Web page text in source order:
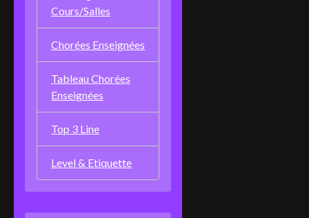
Cours/Salles
Chorées Enseignées
Tableau Chorées
Enseignées
Top 3 Line
Level & Etiquette